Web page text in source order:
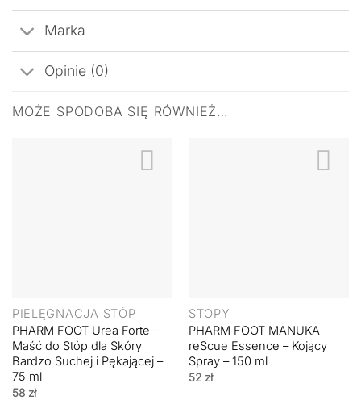
Marka
Opinie (0)
MOŻE SPODOBA SIĘ RÓWNIEŻ…
PIELĘGNACJA STÓP
PHARM FOOT Urea Forte –
Maść do Stóp dla Skóry
Bardzo Suchej i Pękającej –
75 ml
58 zł
STOPY
PHARM FOOT MANUKA
reScue Essence – Kojący
Spray – 150 ml
52 zł